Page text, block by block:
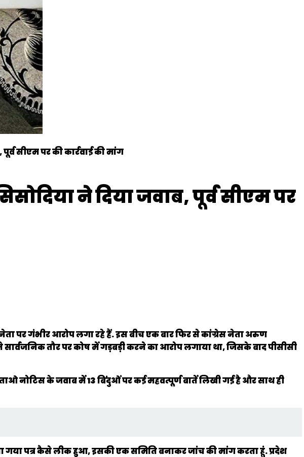
सीएम पर की कार्रवाई की मांग
ने दिया जवाब, पूर्व सीएम पर
पर गंभीर आरोप लगा रहे हैं. इस बीच एक बार फिर से कांग्रेस नेता अरुण
तौर पर कोष में गड़बड़ी करने का आरोप लगाया था, जिसके बाद पीसीसी
नोटिस के जवाब में 13 बिंदुओं पर कई महवत्पूर्ण बातें लिखी गई है और साथ ही
गया पत्र कैसे लीक हुआ, इसकी एक समिति बनाकर जांच की मांग करता हूं. प्रदेश